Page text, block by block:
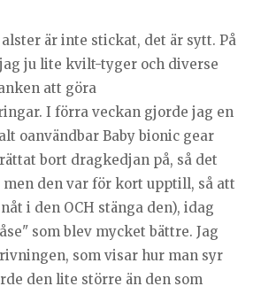
är inte stickat, det är sytt. På
ju lite kvilt-tyger och diverse
att göra
I förra veckan gjorde jag en
oanvändbar Baby bionic gear
bort dragkedjan på, så det
den var för kort upptill, så att
i den OCH stänga den), idag
som blev mycket bättre. Jag
som visar hur man syr
den lite större än den som